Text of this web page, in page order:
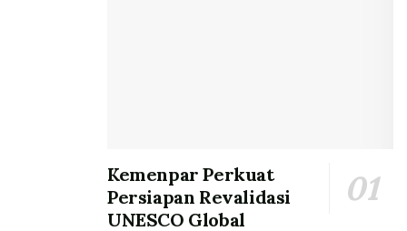
Kemenpar Perkuat
Persiapan Revalidasi
UNESCO Global